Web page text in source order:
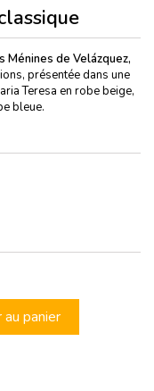
de Velázquez,
présentée dans une
Teresa en robe beige,
bleue.
panier